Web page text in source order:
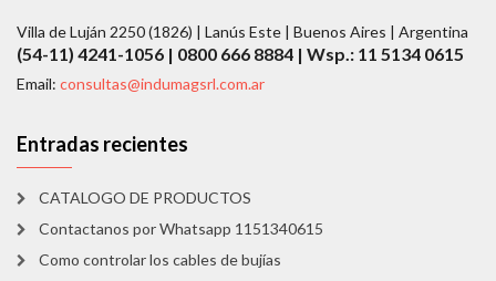
Villa de Luján 2250 (1826) | Lanús Este | Buenos Aires | Argentina
(54-11) 4241-1056 | 0800 666 8884 | Wsp.: 11 5134 0615
Email: consultas@indumagsrl.com.ar
Entradas recientes
CATALOGO DE PRODUCTOS
Contactanos por Whatsapp 1151340615
Como controlar los cables de bujías